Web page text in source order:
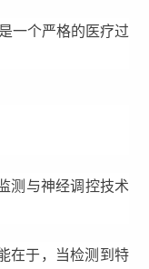
一个严格的医疗过
测与神经调控技术
在于，当检测到特